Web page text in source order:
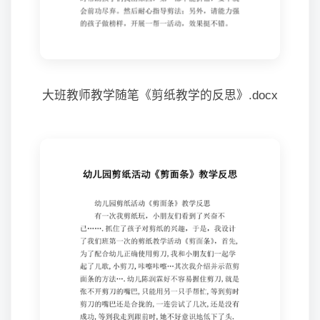
大班教师教学随笔《剪纸教学的反思》.docx